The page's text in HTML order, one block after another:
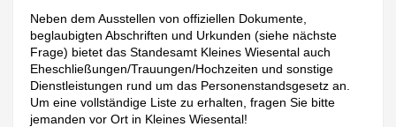
Neben dem Ausstellen von offiziellen Dokumente,
beglaubigten Abschriften und Urkunden (siehe nächste
Frage) bietet das Standesamt Kleines Wiesental auch
Eheschließungen/Trauungen/Hochzeiten und sonstige
Dienstleistungen rund um das Personenstandsgesetz an.
Um eine vollständige Liste zu erhalten, fragen Sie bitte
jemanden vor Ort in Kleines Wiesental!